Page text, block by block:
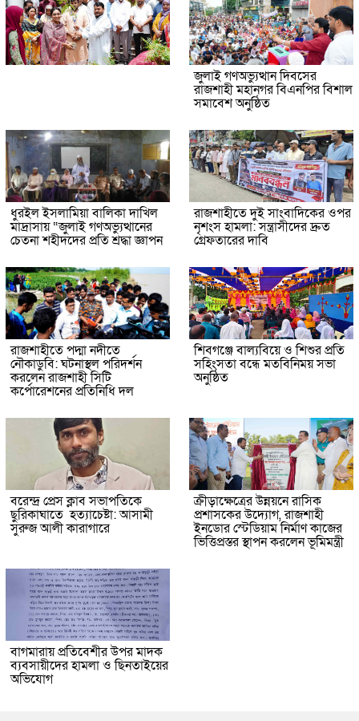
জুলাই গণঅভ্যুত্থান দিবসের
রাজশাহী মহানগর বিএনপির বিশাল
সমাবেশ অনুষ্ঠিত
ধুরইল ইসলামিয়া বালিকা দাখিল
মাদ্রাসায় “জুলাই গণঅভ্যুত্থানের
চেতনা শহীদদের প্রতি শ্রদ্ধা জ্ঞাপন
রাজশাহীতে দুই সাংবাদিকের ওপর
নৃশংস হামলা: সন্ত্রাসীদের দ্রুত
গ্রেফতারের দাবি
রাজশাহীতে পদ্মা নদীতে
নৌকাডুবি: ঘটনাস্থল পরিদর্শন
করলেন রাজশাহী সিটি
কর্পোরেশনের প্রতিনিধি দল
শিবগঞ্জে বাল্যবিয়ে ও শিশুর প্রতি
সহিংসতা বন্ধে মতবিনিময় সভা
অনুষ্ঠিত
বরেন্দ্র প্রেস ক্লাব সভাপতিকে
ছুরিকাঘাতে হত্যাচেষ্টা: আসামী
সুরুজ আলী কারাগারে
ক্রীড়াক্ষেত্রের উন্নয়নে রাসিক
প্রশাসকের উদ্যোগ, রাজশাহী
ইনডোর স্টেডিয়াম নির্মাণ কাজের
ভিত্তিপ্রস্তর স্থাপন করলেন ভূমিমন্ত্রী
বাগমারায় প্রতিবেশীর উপর মাদক
ব্যবসায়ীদের হামলা ও ছিনতাইয়ের
অভিযোগ